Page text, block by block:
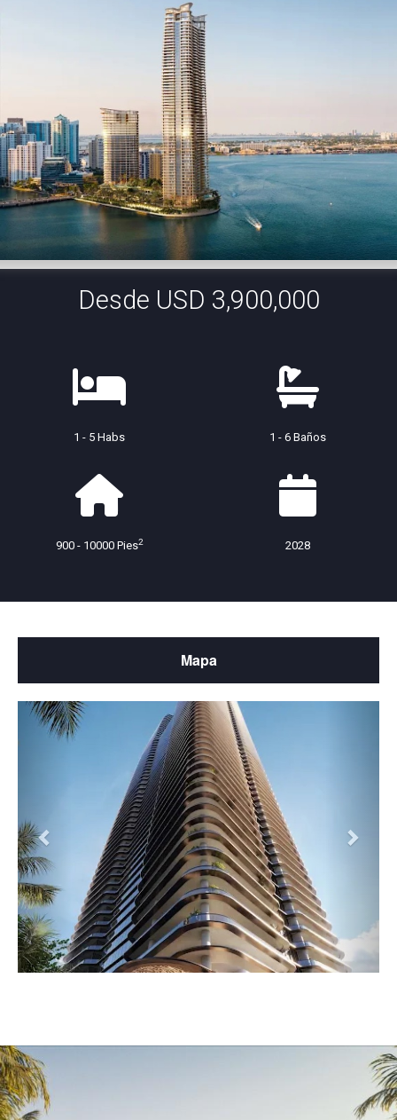
Desde USD 3,900,000
1 - 5 Habs 1 - 6 Baños
900 - 10000 Pies2 2028
Mapa